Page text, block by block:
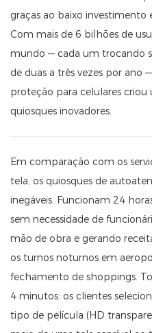
graças ao baixo
Com mais de 6 bilhões de
mundo — cada um trocando
de duas a três vezes por ano
proteção para celulares criou
quiosques inovadores.
Em comparação com os
tela, os quiosques de
inegáveis. Funcionam 24
sem necessidade de
mão de obra e gerando
os turnos noturnos em
fechamento de shoppings.
4 minutos: os clientes
tipo de película (HD